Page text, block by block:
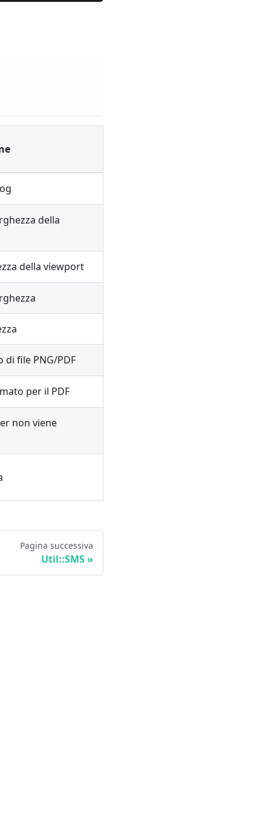
della
della viewport
file PNG/PDF
per il PDF
non viene
Pagina successiva
Util::SMS